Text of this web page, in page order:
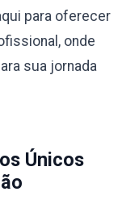
para oferecer
onde
sua jornada
Únicos